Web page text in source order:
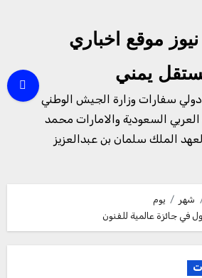
نيوز موقع اخباري
يمني
سفارات وزارة الجيش الوطني
السعودية والامارات محمد
الملك سلمان بن عبدالعزيز
شهر
يوم
في جائزة عالمية للفنون